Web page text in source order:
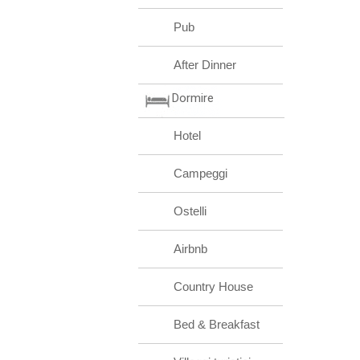
Pub
After Dinner
Dormire
Hotel
Campeggi
Ostelli
Airbnb
Country House
Bed & Breakfast